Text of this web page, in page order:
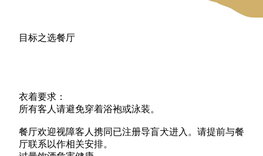
目标之选餐厅
衣着要求：
所有客人请避免穿着浴袍或泳装。
餐厅欢迎视障客人携同已注册导盲犬进入。请提前与餐
厅联系以作相关安排。